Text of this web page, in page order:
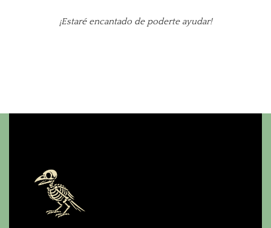
¡Estaré encantado de poderte ayudar!